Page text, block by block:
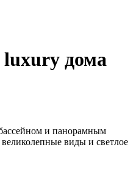
luxury дома
и панорамным
виды и светлое